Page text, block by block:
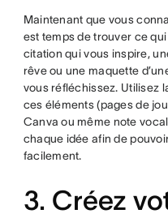
Maintenant que vous
est temps de trouver ce
citation qui vous inspire,
rêve ou une maquette
vous réfléchissez. Utilisez
ces éléments (pages de
Canva ou même note
chaque idée afin de
facilement.
3. Créez